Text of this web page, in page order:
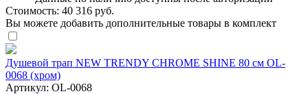
Стоимость: 40 316 руб.
Вы можете добавить дополнительные товары в комплект
Душевой трап NEW TRENDY CHROME SHINE 80 см OL-
0068 (хром)
Артикул: OL-0068